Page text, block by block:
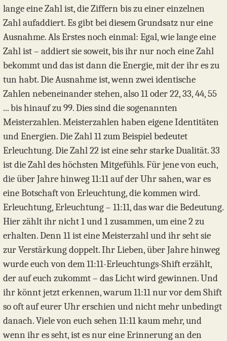
lange eine Zahl ist, die Ziffern bis zu einer einzelnen
Zahl aufaddiert. Es gibt bei diesem Grundsatz nur eine
Ausnahme. Als Erstes noch einmal: Egal, wie lange eine
Zahl ist – addiert sie soweit, bis ihr nur noch eine Zahl
bekommt und das ist dann die Energie, mit der ihr es zu
tun habt. Die Ausnahme ist, wenn zwei identische
Zahlen nebeneinander stehen, also 11 oder 22, 33, 44, 55
... bis hinauf zu 99. Dies sind die sogenannten
Meisterzahlen. Meisterzahlen haben eigene Identitäten
und Energien. Die Zahl 11 zum Beispiel bedeutet
Erleuchtung. Die Zahl 22 ist eine sehr starke Dualität. 33
ist die Zahl des höchsten Mitgefühls. Für jene von euch,
die über Jahre hinweg 11:11 auf der Uhr sahen, war es
eine Botschaft von Erleuchtung, die kommen wird.
Erleuchtung, Erleuchtung – 11:11, das war die Bedeutung.
Hier zählt ihr nicht 1 und 1 zusammen, um eine 2 zu
erhalten. Denn 11 ist eine Meisterzahl und ihr seht sie
zur Verstärkung doppelt. Ihr Lieben, über Jahre hinweg
wurde euch von dem 11:11-Erleuchtungs-Shift erzählt,
der auf euch zukommt – das Licht wird gewinnen. Und
ihr könnt jetzt erkennen, warum 11:11 nur vor dem Shift
so oft auf eurer Uhr erschien und nicht mehr unbedingt
danach. Viele von euch sehen 11:11 kaum mehr, und
wenn ihr es seht, ist es nur eine Erinnerung an den